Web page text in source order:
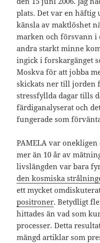
plats. Det var en häftig
känsla av maktlöshet
marken och försvann
andra starkt minne
ingick i forskargänget
Moskva för att jobba
skickats ner till jorden
stressfyllda dagar tills
färdiganalyserat och
fungerade som
PAMELA var
mer än 10 år av
livslängden var bara
den kosmiska
ett mycket
positroner. Betydligt
hittades än vad som
processer. Detta
mängd artiklar som